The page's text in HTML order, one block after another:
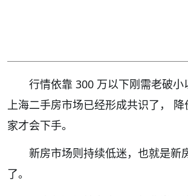
行情依靠 300 万以下刚需老破小
上海二手房市场已经形成共识了，
家才会下手。
新房市场则持续低迷，也就是新
了。